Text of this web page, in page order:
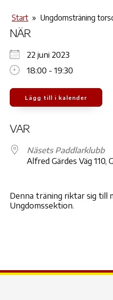
Start » Ungdomsträning
NÄR
22 juni 2023
18:00 - 19:30
Lägg till i kalender
VAR
Näsets Paddlarklubb
Alfred Gärdes Väg 110,
Denna träning riktar sig till
Ungdomssektion.